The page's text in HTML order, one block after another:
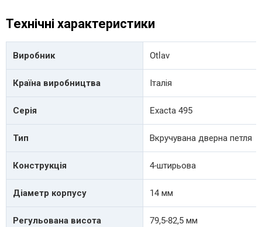
Технічні характеристики
Виробник Otlav
Країна виробництва Італія
Серія Exacta 495
Тип Вкручувана дверна петля
Конструкція 4-штирьова
Діаметр корпусу 14 мм
Регульована висота 79,5-82,5 мм